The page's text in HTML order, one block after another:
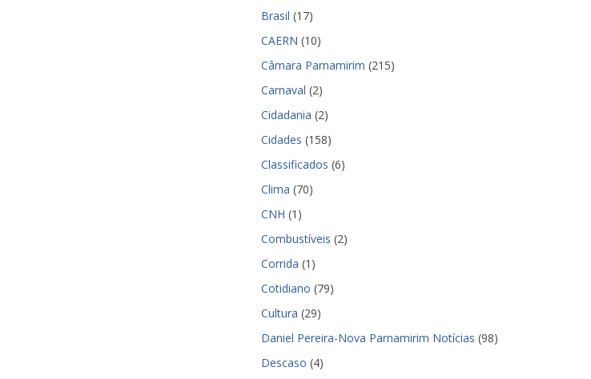
Brasil (17)
CAERN (10)
Câmara Parnamirim (215)
Carnaval (2)
Cidadania (2)
Cidades (158)
Classificados (6)
Clima (70)
CNH (1)
Combustíveis (2)
Corrida (1)
Cotidiano (79)
Cultura (29)
Daniel Pereira-Nova Parnamirim Notícias (98)
Descaso (4)